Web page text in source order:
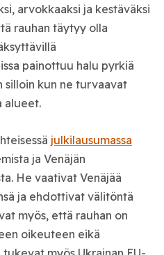
arvokkaaksi ja kestäväksi
rauhan täytyy olla
painottuu halu pyrkiä
silloin kun ne turvaavat
alueet.
julkilausumassa
ja Venäjän
He vaativat Venäjää
ja ehdottivat välitöntä
myös, että rauhan on
oikeuteen eikä